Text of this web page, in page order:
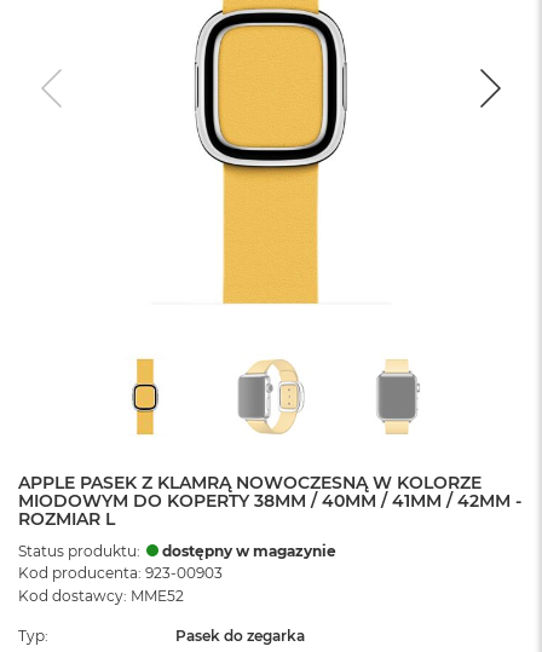
APPLE PASEK Z KLAMRĄ NOWOCZESNĄ W KOLORZE
MIODOWYM DO KOPERTY 38MM / 40MM / 41MM / 42MM -
ROZMIAR L
Status produktu:
dostępny w magazynie
Kod producenta: 923-00903
Kod dostawcy: MME52
Typ
Pasek do zegarka